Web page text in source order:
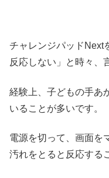
チャレンジパッドNext
反応しない」と時々、
経験上、子どもの手あ
いることが多いです。
電源を切って、画面を
汚れをとると反応する